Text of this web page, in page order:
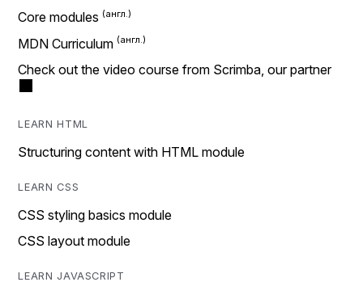
Core modules
MDN Curriculum
Check out the video course from Scrimba, our partner
LEARN HTML
Structuring content with HTML module
LEARN CSS
CSS styling basics module
CSS layout module
LEARN JAVASCRIPT